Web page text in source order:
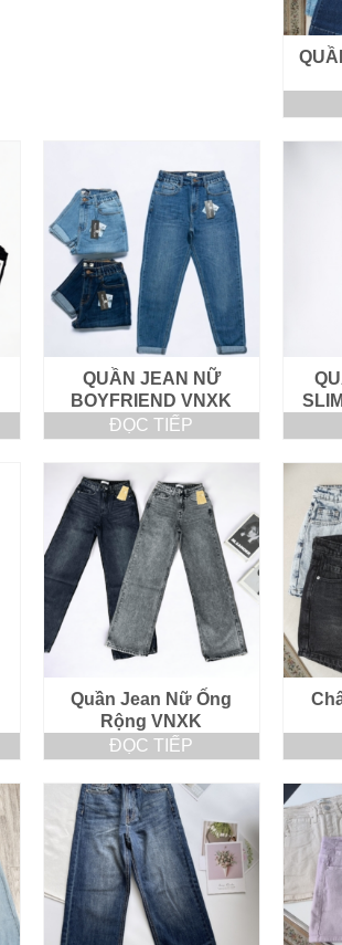
QUẦN JEAN NỮ
BOYFRIEND VNXK
ĐỌC TIẾP
Quần Jean Nữ Ống
Rộng VNXK
ĐỌC TIẾP